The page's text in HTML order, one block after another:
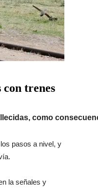
con trenes
como
pasos a nivel, y
la señales y